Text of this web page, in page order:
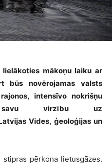
mākoņu laiku ar
būs novērojamas valsts
intensīvo nokrišņu
virzību uz
Vides, ģeoloģijas un
pērkona lietusgāzes.